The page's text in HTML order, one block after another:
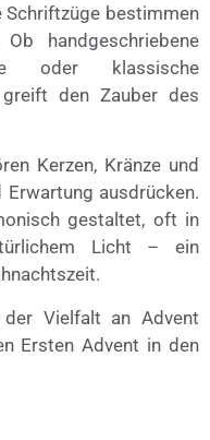
Schriftzüge bestimmen
handgeschriebene
oder klassische
den Zauber des
Kerzen, Kränze und
ausdrücken.
gestaltet, oft in
Licht – ein
Vielfalt an Advent
Ersten Advent in den